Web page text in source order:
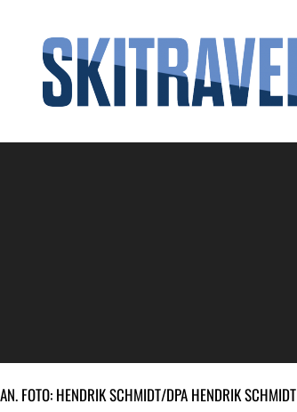
FOTO: HENDRIK SCHMIDT/DPA HENDRIK SCHMIDT